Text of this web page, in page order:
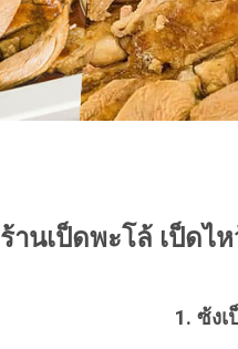
ร้านเป็ดพะโล้ เป็ดไ
1. ซ้ง